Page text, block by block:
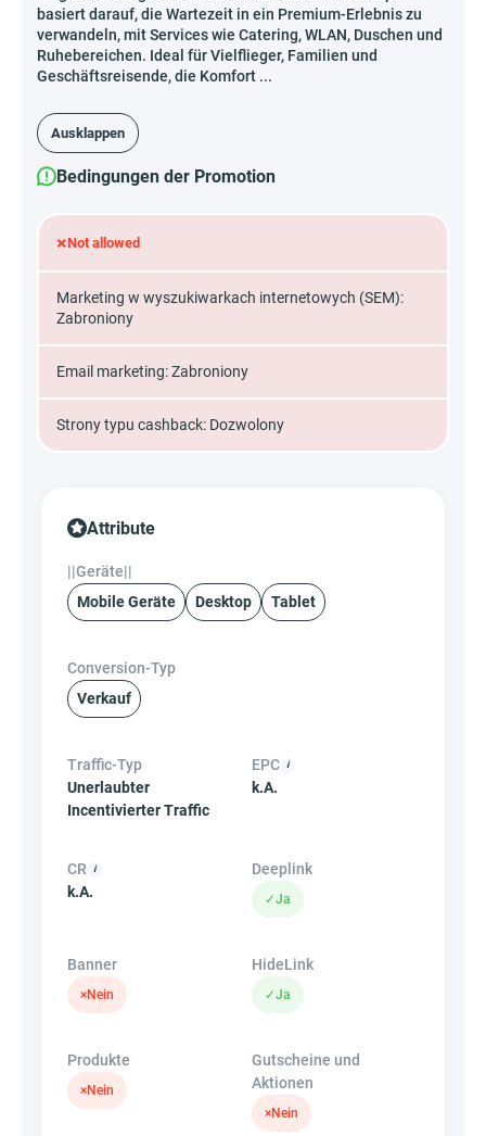
basiert darauf, die Wartezeit in ein Premium-Erlebnis zu
verwandeln, mit Services wie Catering, WLAN, Duschen und
Ruhebereichen. Ideal für Vielflieger, Familien und
Geschäftsreisende, die Komfort ...
Ausklappen
Bedingungen der Promotion
×Not allowed
Marketing w wyszukiwarkach internetowych (SEM):
Zabroniony
Email marketing: Zabroniony
Strony typu cashback: Dozwolony
Attribute
||Geräte||
Mobile Geräte
Desktop Tablet
Conversion-Typ
Verkauf
Traffic-Typ
Unerlaubter
Incentivierter Traffic
EPC
k.A.
CR
k.A.
Deeplink
✓Ja
Banner
×Nein
HideLink
✓Ja
Produkte
×Nein
Gutscheine und
Aktionen
×Nein